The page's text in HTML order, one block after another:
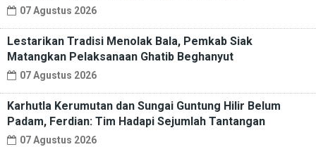
07 Agustus 2026
Lestarikan Tradisi Menolak Bala, Pemkab Siak
Matangkan Pelaksanaan Ghatib Beghanyut
07 Agustus 2026
Karhutla Kerumutan dan Sungai Guntung Hilir Belum
Padam, Ferdian: Tim Hadapi Sejumlah Tantangan
07 Agustus 2026